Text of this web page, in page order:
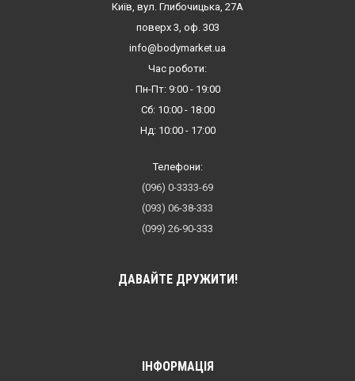
Київ, вул. Глибочицька, 27А
поверх 3, оф. 303
info@bodymarket.ua
Час роботи:
Пн-Пт: 9:00 - 19:00
Сб: 10:00 - 18:00
Нд: 10:00 - 17:00
Телефони:
(096) 0-3333-69
(093) 06-38-333
(099) 26-90-333
ДАВАЙТЕ ДРУЖИТИ!
ІНФОРМАЦІЯ